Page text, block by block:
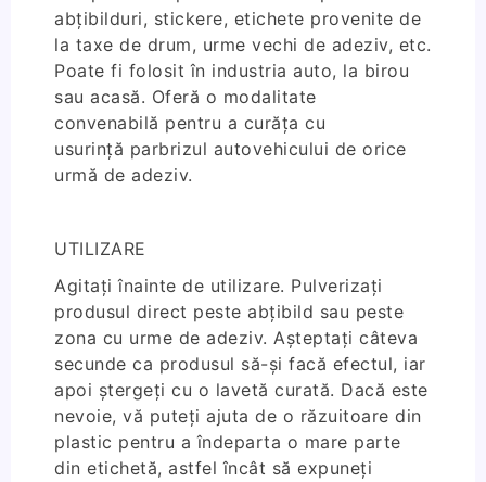
abțibilduri, stickere, etichete provenite de
la taxe de drum, urme vechi de adeziv, etc.
Poate fi folosit în industria auto, la birou
sau acasă. Oferă o modalitate
convenabilă pentru a curăța cu
usurință parbrizul autovehicului de orice
urmă de adeziv.
UTILIZARE
Agitați înainte de utilizare. Pulverizați
produsul direct peste abțibild sau peste
zona cu urme de adeziv. Așteptați câteva
secunde ca produsul să-și facă efectul, iar
apoi ștergeți cu o lavetă curată. Dacă este
nevoie, vă puteți ajuta de o răzuitoare din
plastic pentru a îndeparta o mare parte
din etichetă, astfel încât să expuneți